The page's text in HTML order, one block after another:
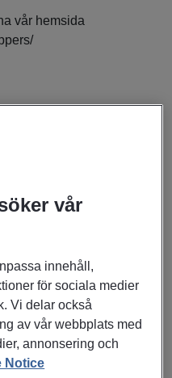
vår hemsida
dvs.
inte säljs till
20 år fyllda då du kommer
på uppdrag av aktuell
att agera och uppträda
scenario samt
och i vissa fall kontrollera
vår
innehåll,
för sociala medier
Vi delar också
av vår webbplats med
annonsering och
Notice